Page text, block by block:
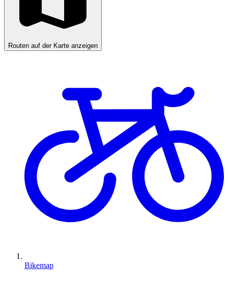
Routen auf der Karte anzeigen
Bikemap